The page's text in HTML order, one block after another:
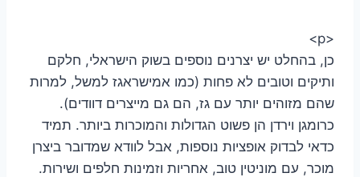
<p>
כן, בהחלט יש יצרנים נוספים בשוק הישראלי, חלקם
ותיקים וטובים לא פחות (כמו אמישראגז למשל, למרות
שהם מזוהים יותר עם גז, הם גם מייצרים דוודים).
כרומגן וירדן הן פשוט הגדולות והמוכרות ביותר. תמיד
כדאי לבדוק אופציות נוספות, אבל לוודא שמדובר ביצרן
מוכר, עם מוניטין טוב, אחריות וזמינות חלפים ושירות.